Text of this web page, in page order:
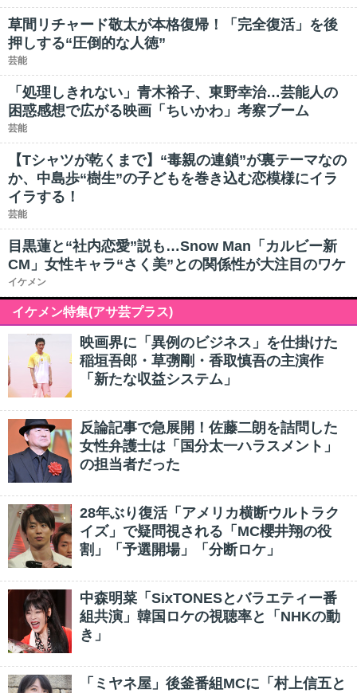
草間リチャード敬太が本格復帰！「完全復活」を後
押しする“圧倒的な人徳”
芸能
「処理しきれない」青木裕子、東野幸治…芸能人の
困惑感想で広がる映画「ちいかわ」考察ブーム
芸能
【Tシャツが乾くまで】“毒親の連鎖”が裏テーマなの
か、中島歩“樹生”の子どもを巻き込む恋模様にイラ
イラする！
芸能
目黒蓮と“社内恋愛”説も…Snow Man「カルビー新
CM」女性キャラ“さく美”との関係性が大注目のワケ
イケメン
イケメン特集(アサ芸プラス)
映画界に「異例のビジネス」を仕掛けた
稲垣吾郎・草彅剛・香取慎吾の主演作
「新たな収益システム」
反論記事で急展開！佐藤二朗を詰問した
女性弁護士は「国分太一ハラスメント」
の担当者だった
28年ぶり復活「アメリカ横断ウルトラク
イズ」で疑問視される「MC櫻井翔の役
割」「予選開場」「分断ロケ」
中森明菜「SixTONESとバラエティー番
組共演」韓国ロケの視聴率と「NHKの動
き」
「ミヤネ屋」後釜番組MCに「村上信五と